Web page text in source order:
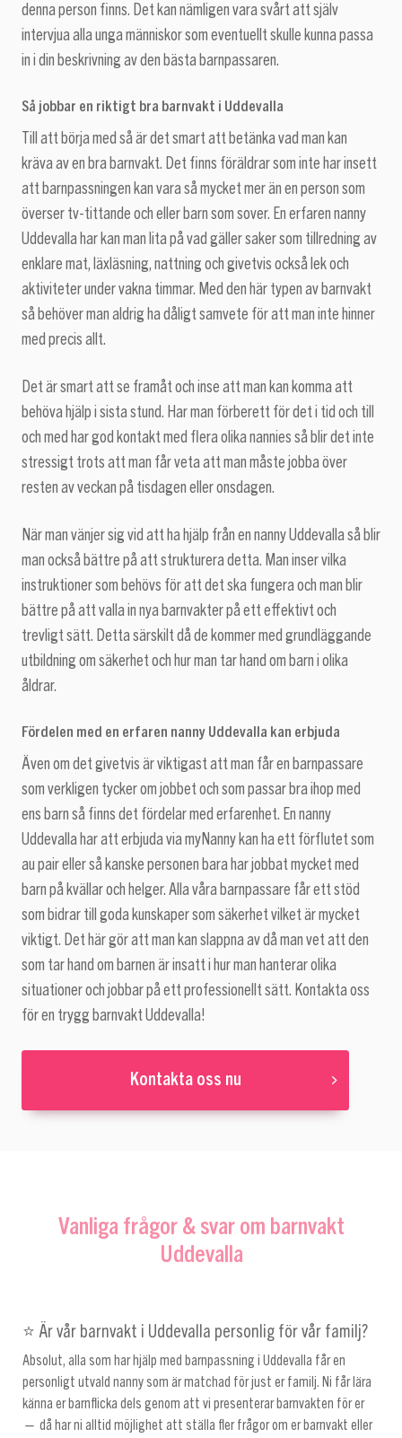
denna person finns. Det kan nämligen vara svårt att själv
intervjua alla unga människor som eventuellt skulle kunna passa
in i din beskrivning av den bästa barnpassaren.
Så jobbar en riktigt bra barnvakt i Uddevalla
Till att börja med så är det smart att betänka vad man kan
kräva av en bra barnvakt. Det finns föräldrar som inte har insett
att barnpassningen kan vara så mycket mer än en person som
överser tv-tittande och eller barn som sover. En erfaren nanny
Uddevalla har kan man lita på vad gäller saker som tillredning av
enklare mat, läxläsning, nattning och givetvis också lek och
aktiviteter under vakna timmar. Med den här typen av barnvakt
så behöver man aldrig ha dåligt samvete för att man inte hinner
med precis allt.
Det är smart att se framåt och inse att man kan komma att
behöva hjälp i sista stund. Har man förberett för det i tid och till
och med har god kontakt med flera olika nannies så blir det inte
stressigt trots att man får veta att man måste jobba över
resten av veckan på tisdagen eller onsdagen.
När man vänjer sig vid att ha hjälp från en nanny Uddevalla så blir
man också bättre på att strukturera detta. Man inser vilka
instruktioner som behövs för att det ska fungera och man blir
bättre på att valla in nya barnvakter på ett effektivt och
trevligt sätt. Detta särskilt då de kommer med grundläggande
utbildning om säkerhet och hur man tar hand om barn i olika
åldrar.
Fördelen med en erfaren nanny Uddevalla kan erbjuda
Även om det givetvis är viktigast att man får en barnpassare
som verkligen tycker om jobbet och som passar bra ihop med
ens barn så finns det fördelar med erfarenhet. En nanny
Uddevalla har att erbjuda via myNanny kan ha ett förflutet som
au pair eller så kanske personen bara har jobbat mycket med
barn på kvällar och helger. Alla våra barnpassare får ett stöd
som bidrar till goda kunskaper som säkerhet vilket är mycket
viktigt. Det här gör att man kan slappna av då man vet att den
som tar hand om barnen är insatt i hur man hanterar olika
situationer och jobbar på ett professionellt sätt. Kontakta oss
för en trygg barnvakt Uddevalla!
Kontakta oss nu
Vanliga frågor & svar om barnvakt
Uddevalla
⭐ Är vår barnvakt i Uddevalla personlig för vår familj?
Absolut, alla som har hjälp med barnpassning i Uddevalla får en
personligt utvald nanny som är matchad för just er familj. Ni får lära
känna er barnflicka dels genom att vi presenterar barnvakten för er
— då har ni alltid möjlighet att ställa fler frågor om er barnvakt eller